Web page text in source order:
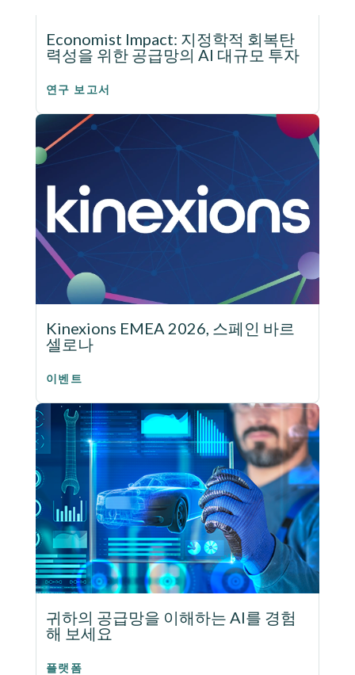
Economist Impact: 지정학적 회복탄
력성을 위한 공급망의 AI 대규모 투자
연구 보고서
Kinexions EMEA 2026, 스페인 바르
셀로나
이벤트
귀하의 공급망을 이해하는 AI를 경험
해 보세요
플랫폼